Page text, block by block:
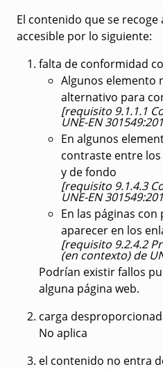
El contenido que se
accesible por lo siguiente:
falta de conformidad
Algunos elemento
alternativo para
[requisito 9.1.1.1
UNE-EN
En algunos
contraste entre
y de fondo
[requisito 9.1.4.3
UNE-EN
En las páginas
aparecer en los
[requisito 9.2.4.2
(en contexto) de
Podrían existir fallos
alguna página web.
carga
No aplica
el contenido no entra